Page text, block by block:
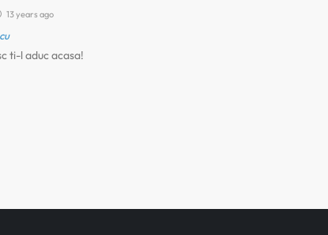
13 years ago
ti-l aduc acasa!